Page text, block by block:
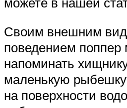
Своим внешним
поведением поппер
напоминать
маленькую
на поверхности